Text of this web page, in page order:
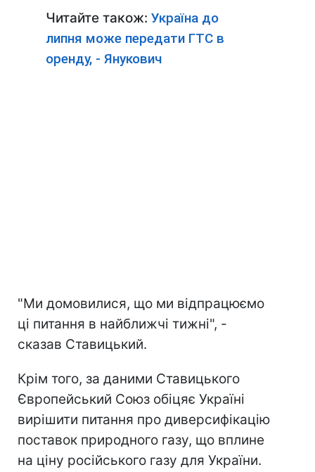
Читайте також: Україна до
липня може передати ГТС в
оренду, - Янукович
"Ми домовилися, що ми відпрацюємо
ці питання в найближчі тижні", -
сказав Ставицький.
Крім того, за даними Ставицького
Європейський Союз обіцяє Україні
вирішити питання про диверсифікацію
поставок природного газу, що вплине
на ціну російського газу для України.